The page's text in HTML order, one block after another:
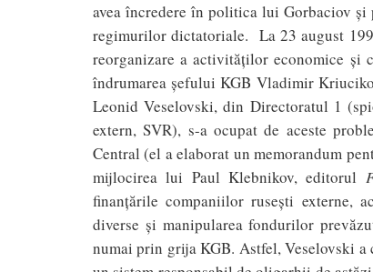
avea încredere în politica lui Gorbaciov
regimurilor dictatoriale. La 23 august
reorganizare a activităţilor economice şi
îndrumarea şefului KGB Vladimir
Leonid Veselovski, din Directoratul 1
extern, SVR), s-a ocupat de aceste
Central (el a elaborat un memorandum
mijlocirea lui Paul Klebnikov, editorul
finanţările companiilor ruseşti externe,
diverse şi manipularea fondurilor
numai prin grija KGB. Astfel, Veselovski